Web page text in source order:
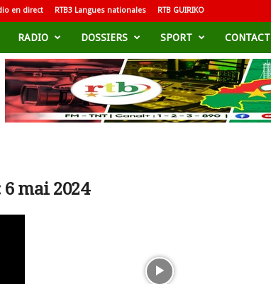
en direct RTB3 Langues nationales RTB GUIRIKO
RADIO DOSSIERS SPORT CONTACT
mai 2024